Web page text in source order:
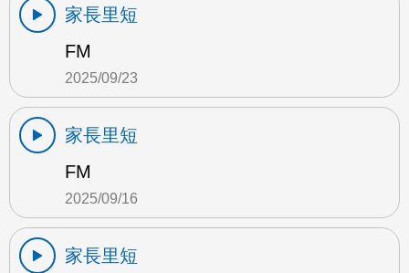
家長里短
FM
2025/09/23
家長里短
FM
2025/09/16
家長里短